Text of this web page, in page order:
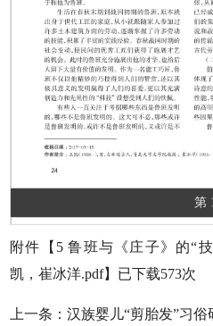
第
附件【 5 鲁班与《庄子》的“
凯，崔冰洋.pdf】已下载573次
上一条：汉族婴儿“剪胎发”习俗